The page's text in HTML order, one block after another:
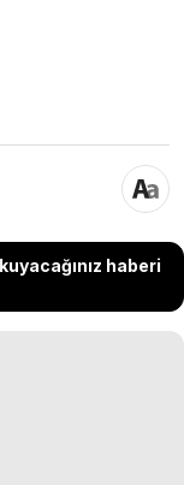
haberi